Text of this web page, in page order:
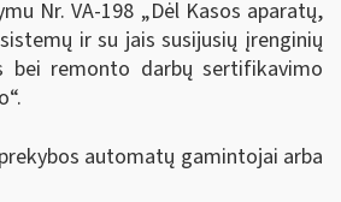
Nr. VA-198 „Dėl Kasos aparatų,
ir su jais susijusių įrenginių
bei remonto darbų sertifikavimo
automatų gamintojai arba